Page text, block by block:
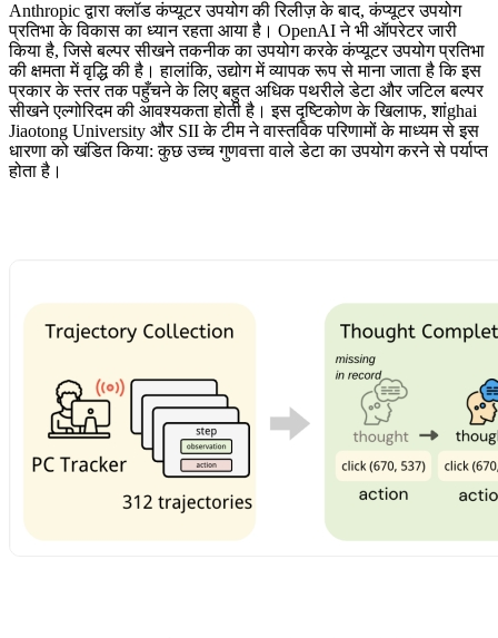
Anthropic द्वारा क्लॉड कंप्यूटर उपयोग की रिलीज़ के बाद, कंप्यूटर उपयोग
प्रतिभा के विकास का ध्यान रहता आया है। OpenAI ने भी ऑपरेटर जारी
किया है, जिसे बल्पर सीखने तकनीक का उपयोग करके कंप्यूटर उपयोग प्रतिभा
की क्षमता में वृद्धि की है। हालांकि, उद्योग में व्यापक रूप से माना जाता है कि इस
प्रकार के स्तर तक पहुँचने के लिए बहुत अधिक पथरीले डेटा और जटिल बल्पर
सीखने एल्गोरिदम की आवश्यकता होती है। इस दृष्टिकोण के खिलाफ, शांghai
Jiaotong University और SII के टीम ने वास्तविक परिणामों के माध्यम से इस
धारणा को खंडित किया: कुछ उच्च गुणवत्ता वाले डेटा का उपयोग करने से पर्याप्त
होता है।